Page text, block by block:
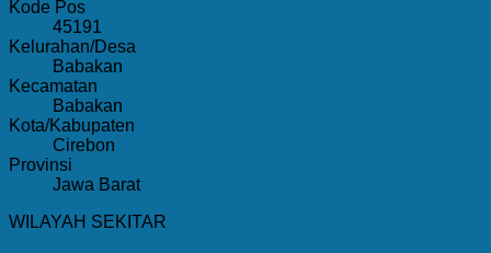
Kode Pos
45191
Kelurahan/Desa
Babakan
Kecamatan
Babakan
Kota/Kabupaten
Cirebon
Provinsi
Jawa Barat
WILAYAH SEKITAR